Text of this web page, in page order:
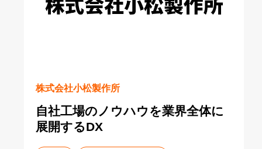
株式会社小松製作所
自社工場のノウハウを業界全体に
展開するDX